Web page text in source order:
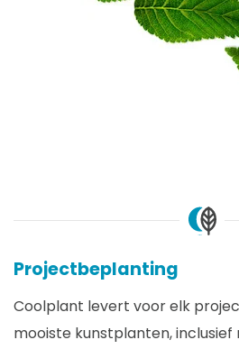
Projectbeplanting
Coolplant levert voor elk
mooiste kunstplanten,